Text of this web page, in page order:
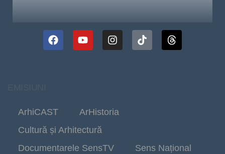
ArhiCAST
ArHistoria
Cultură și Arhitectură
Documentarele SensTV
Sens Național